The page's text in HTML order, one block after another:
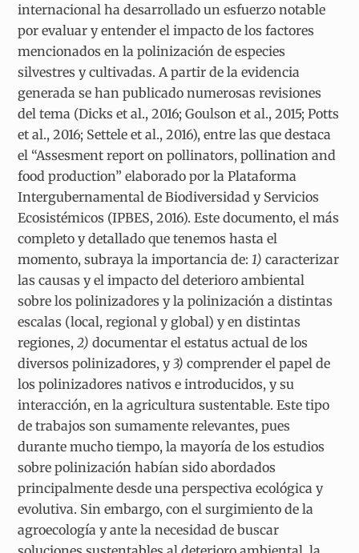
internacional ha desarrollado un esfuerzo notable
por evaluar y entender el impacto de los factores
mencionados en la polinización de especies
silvestres y cultivadas. A partir de la evidencia
generada se han publicado numerosas revisiones
del tema (Dicks et al., 2016; Goulson et al., 2015; Potts
et al., 2016; Settele et al., 2016), entre las que destaca
el “Assesment report on pollinators, pollination and
food production” elaborado por la Plataforma
Intergubernamental de Biodiversidad y Servicios
Ecosistémicos (IPBES, 2016). Este documento, el más
completo y detallado que tenemos hasta el
momento, subraya la importancia de: 1) caracterizar
las causas y el impacto del deterioro ambiental
sobre los polinizadores y la polinización a distintas
escalas (local, regional y global) y en distintas
regiones,2) documentar el estatus actual de los
diversos polinizadores, y 3) comprender el papel de
los polinizadores nativos e introducidos, y su
interacción, en la agricultura sustentable. Este tipo
de trabajos son sumamente relevantes, pues
durante mucho tiempo, la mayoría de los estudios
sobre polinización habían sido abordados
principalmente desde una perspectiva ecológica y
evolutiva. Sin embargo, con el surgimiento de la
agroecología y ante la necesidad de buscar